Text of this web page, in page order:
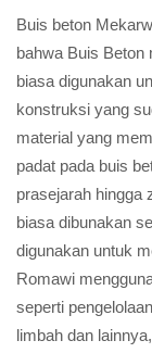
Buis beton
bahwa Buis Beton
biasa digunakan
konstruksi yang
material yang
padat pada buis
prasejarah hingga
biasa dibunakan
digunakan untuk
Romawi
seperti
limbah dan